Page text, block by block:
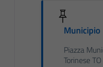
Municipio
Piazza
Torinese TO